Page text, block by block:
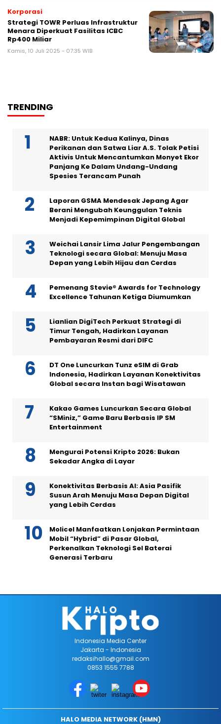
Korporasi
Strategi TOWR Perluas Infrastruktur
Menara Diperkuat Fasilitas ICBC
Rp400 Miliar
Kamis, 10 Juli 2025 - 07:35 WIB
TRENDING
NABR: Untuk Kedua Kalinya, Dinas
Perikanan dan Satwa Liar A.S. Tolak Petisi
Aktivis Untuk Mencantumkan Monyet Ekor
Panjang Ke Dalam Undang-Undang
Spesies Terancam Punah
Laporan GSMA Mendesak Jepang Agar
Berani Mengubah Keunggulan Teknis
Menjadi Kepemimpinan Digital Global
Weichai Lansir Lima Jalur Pengembangan
Teknologi secara Global: Menuju Masa
Depan yang Lebih Hijau dan Cerdas
Pemenang Stevie® Awards for Technology
Excellence Tahunan Ketiga Diumumkan
Lianlian DigiTech Perkuat Strategi di
Timur Tengah, Hadirkan Layanan
Pembayaran Resmi dari DIFC
DT One Luncurkan Tunz eSIM di Grab
Indonesia, Hadirkan Layanan Konektivitas
Global secara Instan bagi Wisatawan
Kakao Games Luncurkan Secara Global
“SMiniz,” Game Baru Berbasis IP SM
Entertainment
Mengurai Potensi Kripto 2026: Bukan
Sekadar Angka di Layar
Konektivitas Berbasis AI: Asia Pasifik
Susun Arah Menuju Masa Depan Digital
yang Lebih Cerdas
Molicel Manfaatkan Lonjakan Permintaan
Mobil “Hybrid” di Pasar Global,
Perkenalkan Teknologi Sel Baterai
Generasi Terbaru
Indonesia Media Center
Jakarta - Indonesia
redaksihallo@gmail.com
0853 1555 7788
HALO MEDIA NETWORK (HMN)